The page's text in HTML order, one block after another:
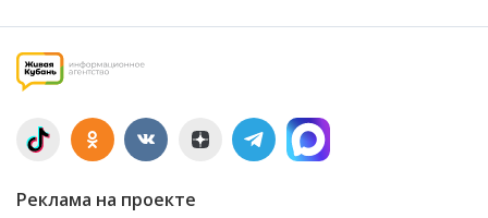
Реклама на проекте